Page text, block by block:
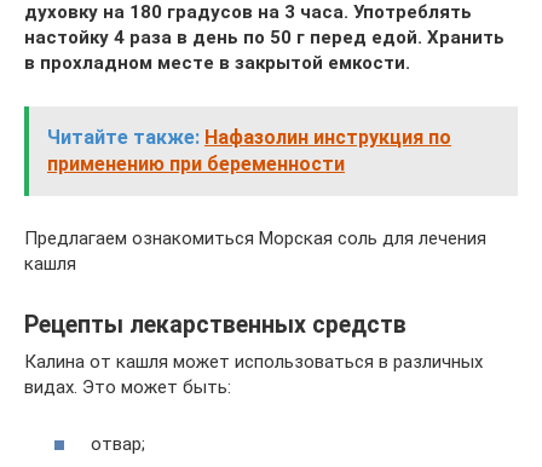
духовку на 180 градусов на 3 часа. Употреблять
настойку 4 раза в день по 50 г перед едой. Хранить
в прохладном месте в закрытой емкости.
Читайте также: Нафазолин инструкция по
применению при беременности
Предлагаем ознакомиться Морская соль для лечения
кашля
Рецепты лекарственных средств
Калина от кашля может использоваться в различных
видах. Это может быть:
отвар;